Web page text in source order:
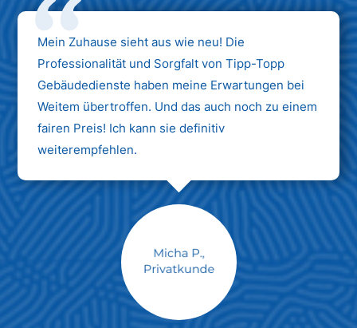
Unternehmen AG
Mein Zuhause sieht aus wie neu! Die
Professionalität und Sorgfalt von Tipp-Topp
Gebäudedienste haben meine Erwartungen bei
Weitem übertroffen. Und das auch noch zu einem
fairen Preis! Ich kann sie definitiv
weiterempfehlen.